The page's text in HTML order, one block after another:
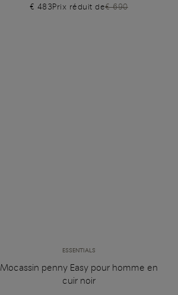
€ 483Prix réduit de€ 690
ESSENTIALS
Mocassin penny Easy pour homme en
cuir noir